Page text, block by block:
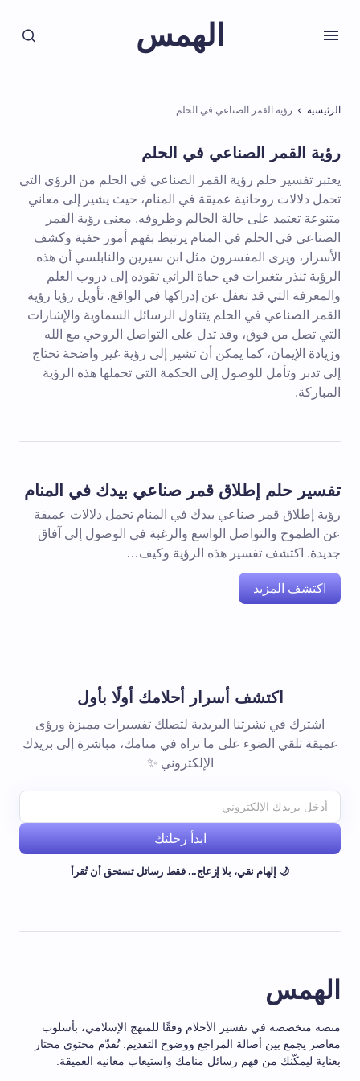
الهمس
الرئيسية رؤية القمر الصناعي في الحلم
رؤية القمر الصناعي في الحلم
يعتبر تفسير حلم رؤية القمر الصناعي في الحلم من الرؤى التي
تحمل دلالات روحانية عميقة في المنام، حيث يشير إلى معاني
متنوعة تعتمد على حالة الحالم وظروفه. معنى رؤية القمر
الصناعي في الحلم في المنام يرتبط بفهم أمور خفية وكشف
الأسرار، ويرى المفسرون مثل ابن سيرين والنابلسي أن هذه
الرؤية تنذر بتغيرات في حياة الرائي تقوده إلى دروب العلم
والمعرفة التي قد تغفل عن إدراكها في الواقع. تأويل رؤيا رؤية
القمر الصناعي في الحلم يتناول الرسائل السماوية والإشارات
التي تصل من فوق، وقد تدل على التواصل الروحي مع الله
وزيادة الإيمان، كما يمكن أن تشير إلى رؤية غير واضحة تحتاج
إلى تدبر وتأمل للوصول إلى الحكمة التي تحملها هذه الرؤية
المباركة.
تفسير حلم إطلاق قمر صناعي بيدك في المنام
رؤية إطلاق قمر صناعي بيدك في المنام تحمل دلالات عميقة
عن الطموح والتواصل الواسع والرغبة في الوصول إلى آفاق
جديدة. اكتشف تفسير هذه الرؤية وكيف…
اكتشف المزيد
اكتشف أسرار أحلامك أولًا بأول
اشترك في نشرتنا البريدية لتصلك تفسيرات مميزة ورؤى
عميقة تلقي الضوء على ما تراه في منامك، مباشرة إلى بريدك
الإلكتروني ✨
ابدأ رحلتك
🌙 إلهام نقي، بلا إزعاج... فقط رسائل تستحق أن تُقرأ
الهمس
منصة متخصصة في تفسير الأحلام وفقًا للمنهج الإسلامي، بأسلوب
معاصر يجمع بين أصالة المراجع ووضوح التقديم. نُقدّم محتوى مختار
بعناية ليمكّنك من فهم رسائل منامك واستيعاب معانيه العميقة.